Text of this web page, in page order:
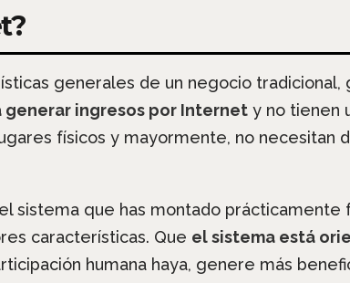
generales de un negocio tradicional,
generar ingresos por Internety no tienen
físicos y mayormente, no necesitan
sistema que has montado prácticamente
características. Que el sistema está
humana haya, genere más